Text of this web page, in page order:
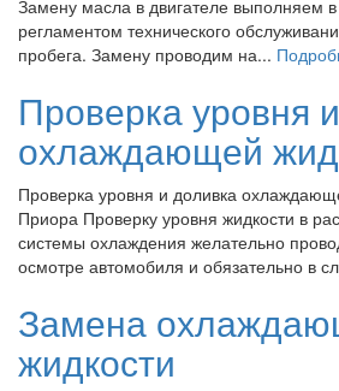
Замену масла в двигателе выполняем в
регламентом технического
пробега. Замену проводим на...
Проверка уровня
охлаждающей
Проверка уровня и доливка
Приора Проверку уровня жидкости в
системы охлаждения желательно
осмотре автомобиля и обязательно в
Замена
жидкости